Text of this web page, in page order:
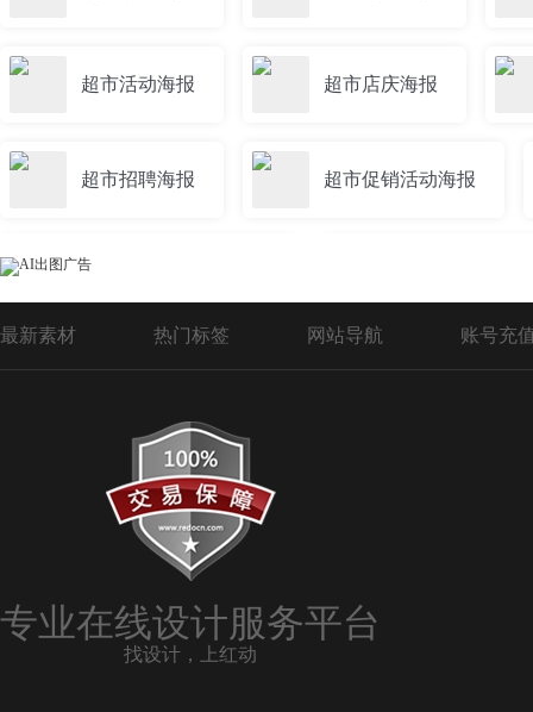
超市活动海报 超市店庆海报
超市招聘海报 超市促销活动海报
超市水果海报灯箱广告
超市鲜肉海报 年中大促超市海报
超市生活日用品海报
超市夏日海报
超市中秋海报
最新素材 热门标签 网站导航 账号充
专业在线设计服务平台
找设计，上红动